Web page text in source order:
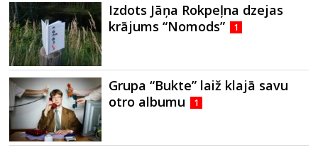
Izdots Jāņa Rokpeļna dzejas
krājums “Nomods”
1
Grupa “Bukte” laiž klajā savu
otro albumu
1